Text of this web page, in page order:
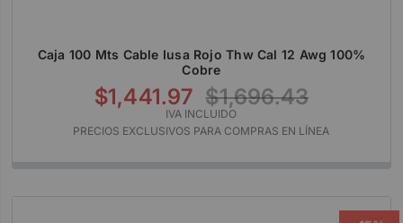
Caja 100 Mts Cable Iusa Rojo Thw Cal 12 Awg 100%
Cobre
$1,441.97 $1,696.43
IVA INCLUIDO
PRECIOS EXCLUSIVOS PARA COMPRAS EN LÍNEA